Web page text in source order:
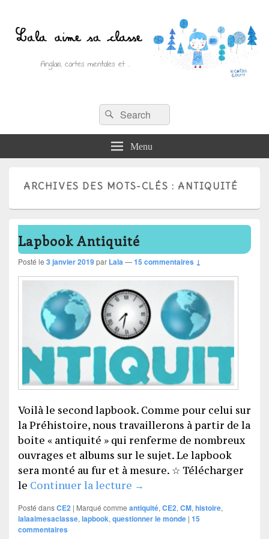
Lala aime sa classe
Anglais, cartes mentales et ….Recherche :
Rechercher
Menu
ARCHIVES DES MOTS-CLÉS : ANTIQUITÉ
Lapbook Antiquité
Posté le 3 janvier 2019par Lala—15 commentaires ↓
Voilà le second lapbook. Comme pour celui sur
la Préhistoire, nous travaillerons à partir de la
boite « antiquité » qui renferme de nombreux
ouvrages et albums sur le sujet. Le lapbook
sera monté au fur et à mesure. ☆ Télécharger
le Continuer la lecture Lapbook Antiquité
→
Posté dansCE2 | Marqué comme antiquité, CE2, CM, histoire,
lalaaimesaclasse, lapbook, questionner le monde | 15
commentaires